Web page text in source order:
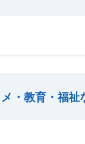
・教育・福